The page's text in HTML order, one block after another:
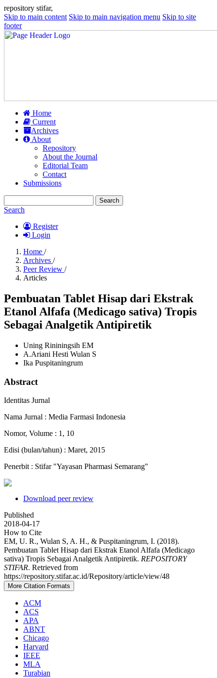
repository stifar,
Skip to main content Skip to main navigation menu Skip to site
footer
Home
Current
Archives
About
Repository
About the Journal
Editorial Team
Contact
Submissions
Search
Search
Register
Login
Home /
Archives /
Peer Review /
Articles
Pembuatan Tablet Hisap dari Ekstrak
Etanol Alfafa (Medicago sativa) Tropis
Sebagai Analgetik Antipiretik
Uning Rininingsih EM
A.Ariani Hesti Wulan S
Ika Puspitaningrum
Abstract
Identitas Jurnal
Nama Jurnal : Media Farmasi Indonesia
Nomor, Volume : 1, 10
Edisi (bulan/tahun) : Maret, 2015
Penerbit : Stifar "Yayasan Pharmasi Semarang"
Download peer review
Published
2018-04-17
How to Cite
EM, U. R., Wulan S, A. H., & Puspitaningrum, I. (2018).
Pembuatan Tablet Hisap dari Ekstrak Etanol Alfafa (Medicago
sativa) Tropis Sebagai Analgetik Antipiretik. REPOSITORY
STIFAR. Retrieved from
https://repository.stifar.ac.id/Repository/article/view/48
More Citation Formats
ACM
ACS
APA
ABNT
Chicago
Harvard
IEEE
MLA
Turabian